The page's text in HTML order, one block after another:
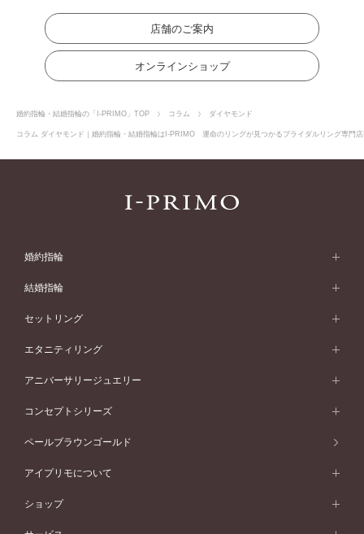
店舗のご案内
オンラインショップ
婚約指輪・結婚指輪の「I-PRIMO」TOP コラム ダイヤモンド
コラム ダイヤモンド｜婚約指輪・結婚指輪はI-PRIMO 運命のリングが見つかるブライダルリング専門
婚約指輪
婚約指輪 (エンゲージリング)
婚約指輪一覧
ピンクゴールド
ペールブラウンゴールド
ウェーブライン
V字ライン
ワンサイドメレ
ダブルサイドメレ
フェミニン
モード
50万円台～
40万円台～
30万円台～
婚約指輪 人気ランキング
結婚指輪
結婚指輪 (マリッジリング)
結婚指輪一覧
ピンクゴールド
ペールブラウンゴールド
ウェーブライン
V字ライン
ワンメレ
セベラルメレ
フェミニン
モード
50万円～
セットリング
セットリング
セットリング一覧
ピンクゴールド
ペールブラウンゴールド
エタニティリング
エタニティリング
エタニティリング一覧
ピンクゴールド
ペールブラウンゴールド
アニバーサリージュエリー
アニバーサリージュエリー
アニバーサリージュエリー一覧
ファッションリング
コンセプトシリーズ
コンセプトシリーズ
オリジンビリーフ
ペールブラウンゴールド
アイプリモについて
アイプリモについて
パーソナルハンド診断
ショップ
店舗一覧